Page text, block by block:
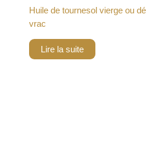
Huile de tournesol vierge ou
vrac
Lire la suite